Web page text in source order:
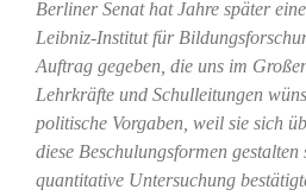
Berliner Senat hat Jahre später
Leibniz-Institut für
Auftrag gegeben, die uns im
Lehrkräfte und Schulleitungen
politische Vorgaben, weil sie sich
diese Beschulungsformen
quantitative Untersuchung